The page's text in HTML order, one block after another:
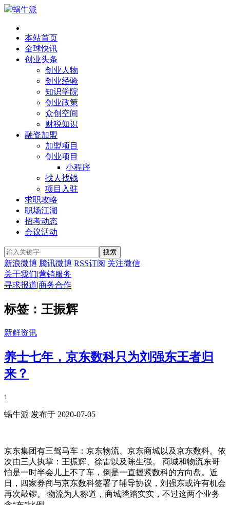
蜗牛派
本站首页
全球快讯
创业头条
创业人物
创业经验
知识学院
创业政策
众创空间
财税知识
融资加盟
加盟项目
创业项目
小程序
找人找钱
项目入驻
求职攻略
职场江湖
招考动态
会议活动
新浪微博 腾讯微博 RSS订阅 关注微信
关于我们|营销服务
寻求报道|商务合作
标签：王振辉
新鲜资讯
养士七年，京东数科只为刘强东王者归
来？
1
蜗牛派 发布于 2020-07-05
京东集团有三驾马车：京东物流、京东商城以及京东数科。依
次由三人执掌：王振辉、徐雷以及陈生强。 商城和物流东哥
怕是一时半会儿上不了车，倒是一直握紧数科的方向盘。近
日，四家券商与京东数科签署了辅导协议，刘强东或许有机会
再次敲锣。 物流为人称道，商城踏踏实实，不过这两个业务